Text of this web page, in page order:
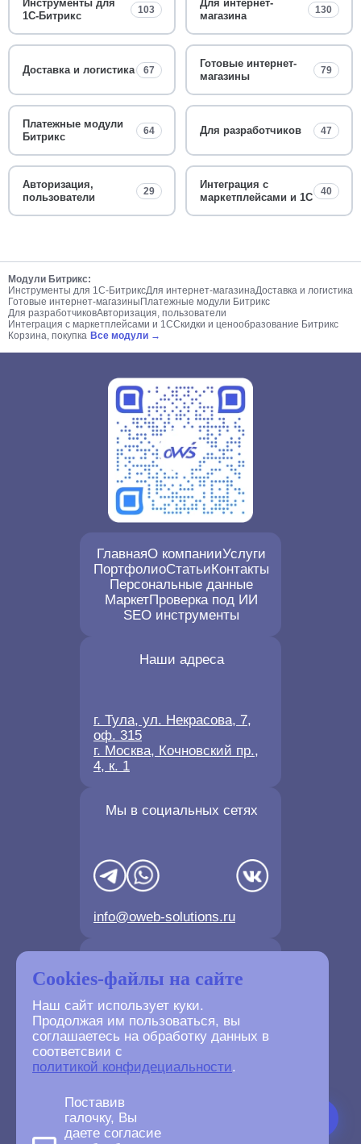
Инструменты для
1С-Битрикс
103
Для интернет-
магазина
130
Доставка и логистика 67
Готовые интернет-
магазины
79
Платежные модули
Битрикс
64 Для разработчиков 47
Авторизация,
пользователи
29
Интеграция с
маркетплейсами и 1С
40
Cookies-файлы на сайте
Наш сайт использует куки.
Продолжая им пользоваться, вы
соглашаетесь на обработку данных в
соответсвии с
политикой конфидециальности.
Поставив
галочку, Вы
даете согласие
Модули Битрикс:
Инструменты для 1С-БитриксДля интернет-магазинаДоставка и логистика
Готовые интернет-магазины Платежные модули Битрикс
Для разработчиковАвторизация, пользователи
Интеграция с маркетплейсами и 1ССкидки и ценообразование Битрикс
Корзина, покупка Все модули →
ГлавнаяО компанииУслуги
ПортфолиоСтатьиКонтакты
Персональные данные
МаркетПроверка под ИИ
SEO инструменты
Мы в социальных сетях
info@oweb-solutions.ru
Наши адреса
г. Тула, ул. Некрасова, 7,
оф. 315
г. Москва, Кочновский пр.,
4, к. 1
+7(4872) 702-730
+7(499) 677-61-84